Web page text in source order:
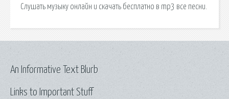
Слушать музыку онлайн и скачать бесплатно в mp3 все песни.
Links to Important Stuff
An Informative Text Blurb